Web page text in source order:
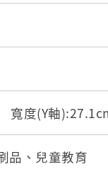
寬度(Y軸
品、兒童教育